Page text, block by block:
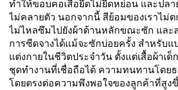
ทำให้ขอบคอเสื้อยืดไม่ยืดหย่อน และปล
ไม่คลายตัว นอกจากนี้ สีย้อมของเราไม่
ไม่ไหลซึมไปยังผ้าด้านหลักขณะซัก และ
การซีดจางได้แม้จะซักบ่อยครั้ง สำหรับแ
แต่งกายในชีวิตประจำวัน ตั้งแต่เสื้อผ้าเ
ชุดทำงานที่เชื่อถือได้ ความทนทานโดย
โดยตรงต่อความพึงพอใจของลูกค้าที่สูง